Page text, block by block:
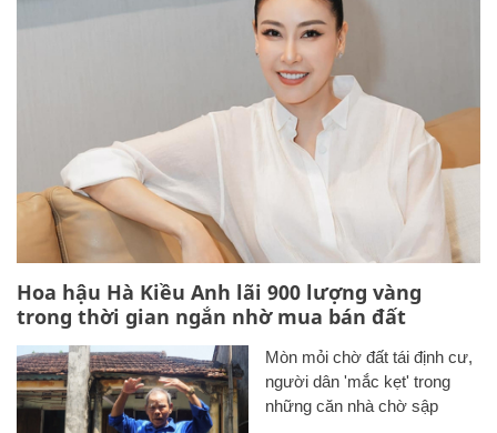
Hoa hậu Hà Kiều Anh lãi 900 lượng vàng
trong thời gian ngắn nhờ mua bán đất
Mòn mỏi chờ đất tái định cư,
người dân 'mắc kẹt' trong
những căn nhà chờ sập